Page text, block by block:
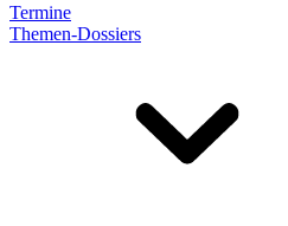
Termine
Themen-Dossiers